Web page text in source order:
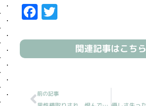
Facebook
関連記事はこちら
前の記事